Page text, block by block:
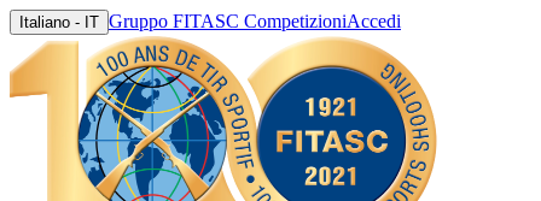
Italiano - IT Gruppo FITASC CompetizioniAccedi